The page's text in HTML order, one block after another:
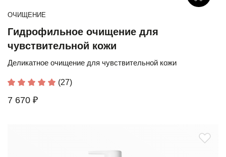
ОЧИЩЕНИЕ
Гидрофильное очищение для
чувствительной кожи
Деликатное очищение для чувствительной кожи
(27)
7 670 ₽